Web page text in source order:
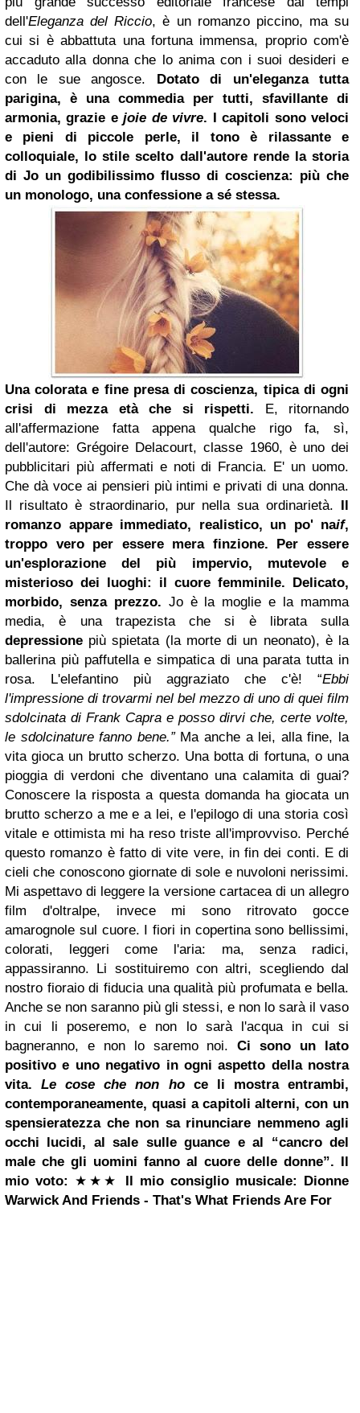
dell'Eleganza del Riccio, è un romanzo piccino, ma su
cui si è abbattuta una fortuna immensa, proprio com'è
accaduto alla donna che lo anima con i suoi desideri e
con le sue angosce. Dotato di un'eleganza tutta
parigina, è una commedia per tutti, sfavillante di
armonia, grazie ejoie de vivre. I capitoli sono veloci
e pieni di piccole perle, il tono è rilassante e
colloquiale, lo stile scelto dall'autore rende la storia
di Jo un godibilissimo flusso di coscienza: più che
un monologo, una confessione a sé stessa.
Una colorata e fine presa di coscienza, tipica di ogni
crisi di mezza età che si rispetti. E, ritornando
all'affermazione fatta appena qualche rigo fa, sì,
dell'autore: Grégoire Delacourt, classe 1960, è uno dei
pubblicitari più affermati e noti di Francia. E' un uomo.
Che dà voce ai pensieri più intimi e privati di una donna.
Il risultato è straordinario, pur nella sua ordinarietà. Il
romanzo appare immediato, realistico, un po' naif,
troppo vero per essere mera finzione. Per essere
un'esplorazione del più impervio, mutevole e
misterioso dei luoghi: il cuore femminile. Delicato,
morbido, senza prezzo. Jo è la moglie e la mamma
media, è una trapezista che si è librata sulla
depressione più spietata (la morte di un neonato), è la
ballerina più paffutella e simpatica di una parata tutta in
rosa. L'elefantino più aggraziato che c'è! “Ebbi
l'impressione di trovarmi nel bel mezzo di uno di quei film
sdolcinata di Frank Capra e posso dirvi che, certe volte,
le sdolcinature fanno bene.” Ma anche a lei, alla fine, la
vita gioca un brutto scherzo. Una botta di fortuna, o una
pioggia di verdoni che diventano una calamita di guai?
Conoscere la risposta a questa domanda ha giocata un
brutto scherzo a me e a lei, e l'epilogo di una storia così
vitale e ottimista mi ha reso triste all'improvviso. Perché
questo romanzo è fatto di vite vere, in fin dei conti. E di
cieli che conoscono giornate di sole e nuvoloni nerissimi.
Mi aspettavo di leggere la versione cartacea di un allegro
film d'oltralpe, invece mi sono ritrovato gocce
amarognole sul cuore. I fiori in copertina sono bellissimi,
colorati, leggeri come l'aria: ma, senza radici,
appassiranno. Li sostituiremo con altri, scegliendo dal
nostro fioraio di fiducia una qualità più profumata e bella.
Anche se non saranno più gli stessi, e non lo sarà il vaso
in cui li poseremo, e non lo sarà l'acqua in cui si
bagneranno, e non lo saremo noi.Ci sono un lato
positivo e uno negativo in ogni aspetto della nostra
vita.Le cose che non ho ce li mostra entrambi,
contemporaneamente, quasi a capitoli alterni, con un
spensieratezza che non sa rinunciare nemmeno agli
occhi lucidi, al sale sulle guance e al “cancro del
male che gli uomini fanno al cuore delle donne”. Il
mio voto: ★★★ Il mio consiglio musicale: Dionne
WarwickAnd Friends - That's What Friends Are For